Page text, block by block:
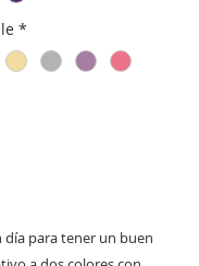
*
día para tener un buen